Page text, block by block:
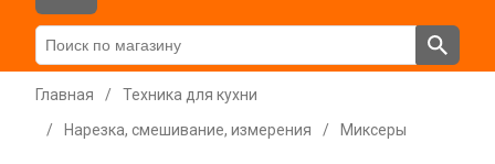
Главная /
Техника для кухни
/
Нарезка, смешивание, измерения / Миксеры